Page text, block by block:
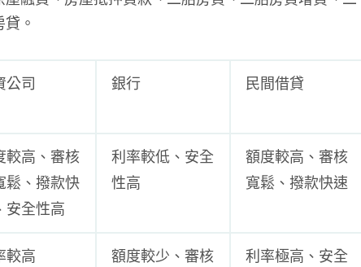
。
公司 銀行 民間借貸
較高、審核
鬆、撥款快
安全性高
利率較低、安全
性高
額度較高、審核
寬鬆、撥款快速
較高 額度較少、審核 利率極高、安全